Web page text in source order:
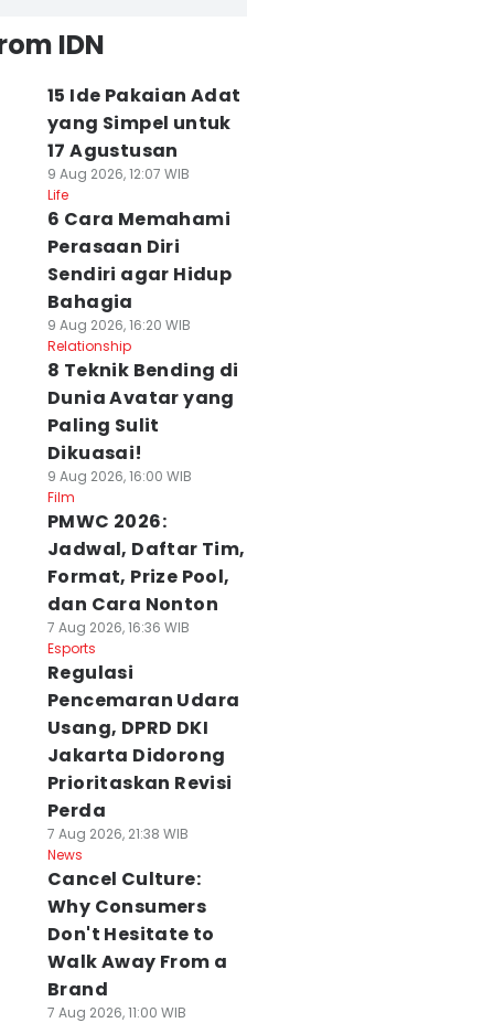
IDN
15 Ide Pakaian Adat
yang Simpel untuk
17 Agustusan
9 Aug 2026, 12:07 WIB
Life
6 Cara Memahami
Perasaan Diri
Sendiri agar Hidup
Bahagia
9 Aug 2026, 16:20 WIB
Relationship
8 Teknik Bending di
Dunia Avatar yang
Paling Sulit
Dikuasai!
9 Aug 2026, 16:00 WIB
Film
PMWC 2026:
Jadwal, Daftar Tim,
Format, Prize Pool,
dan Cara Nonton
7 Aug 2026, 16:36 WIB
Esports
Regulasi
Pencemaran Udara
Usang, DPRD DKI
Jakarta Didorong
Prioritaskan Revisi
Perda
7 Aug 2026, 21:38 WIB
News
Cancel Culture:
Why Consumers
Don't Hesitate to
Walk Away From a
Brand
7 Aug 2026, 11:00 WIB